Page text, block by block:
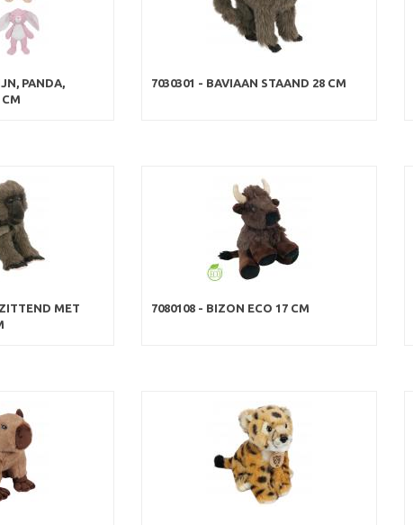
PANDA,
CM
7030301 - BAVIAAN STAAND 28 CM
MET
7080108 - BIZON ECO 17 CM